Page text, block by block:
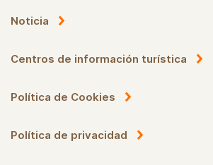
Noticia
Centros de información turística
Política de Cookies
Política de privacidad